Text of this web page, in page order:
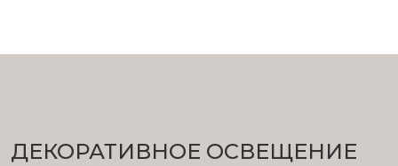
ДЕКОРАТИВНОЕ ОСВЕЩЕНИЕ